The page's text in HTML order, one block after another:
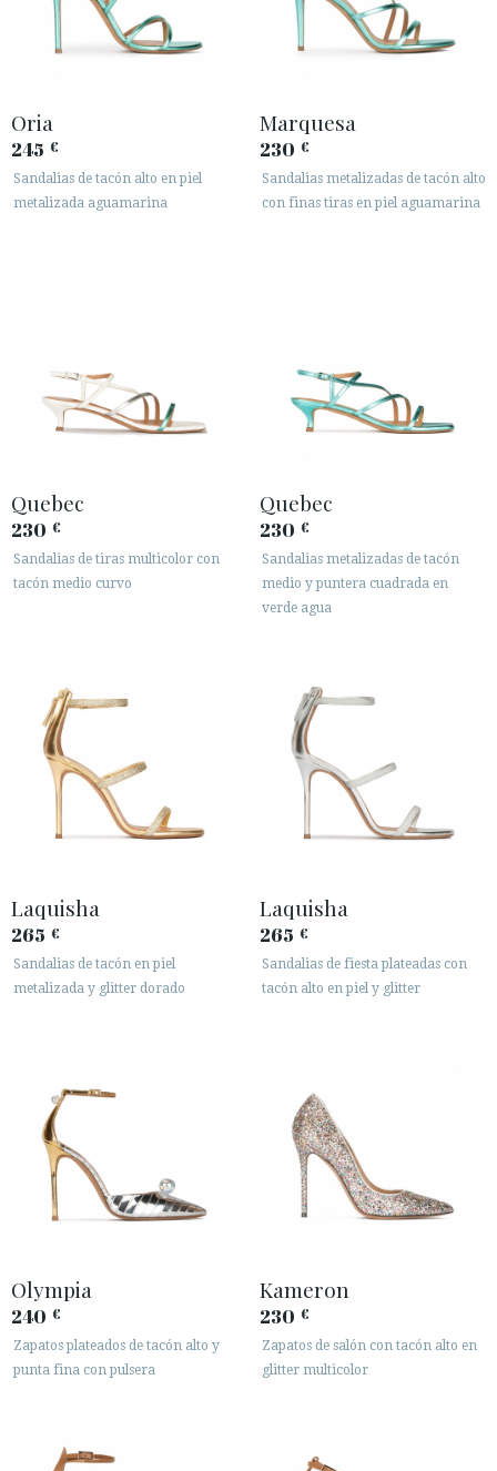
Oria
245 €
Sandalias de tacón alto en piel
metalizada aguamarina
Marquesa
230 €
Sandalias metalizadas de tacón alto
con finas tiras en piel aguamarina
Quebec
230 €
Sandalias de tiras multicolor con
tacón medio curvo
Quebec
230 €
Sandalias metalizadas de tacón
medio y puntera cuadrada en
verde agua
Laquisha
265 €
Sandalias de tacón en piel
metalizada y glitter dorado
Laquisha
265 €
Sandalias de fiesta plateadas con
tacón alto en piel y glitter
Olympia
240 €
Zapatos plateados de tacón alto y
punta fina con pulsera
Kameron
230 €
Zapatos de salón con tacón alto en
glitter multicolor